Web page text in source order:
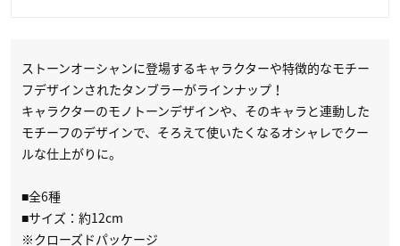
ストーンオーシャンに登場するキャラクターや特徴的なモチー
フデザインされたタンブラーがラインナップ！
キャラクターのモノトーンデザインや、そのキャラと連動した
モチーフのデザインで、そろえて使いたくなるオシャレでクー
ルな仕上がりに。
■全6種
■サイズ：約12cm
※クローズドパッケージ